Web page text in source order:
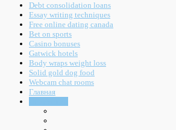
Debt consolidation loans
Essay writing techniques
Free online dating canada
Bet on sports
Casino bonuses
Gatwick hotels
Body wraps weight loss
Solid gold dog food
Webcam chat rooms
Главная